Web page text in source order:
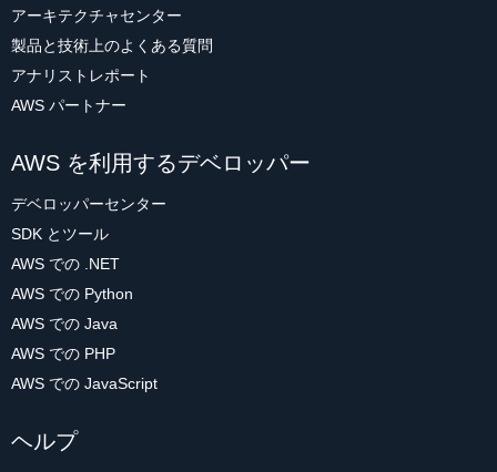
アーキテクチャセンター
製品と技術上のよくある質問
アナリストレポート
AWS パートナー
AWS を利用するデベロッパー
デベロッパーセンター
SDK とツール
AWS での .NET
AWS での Python
AWS での Java
AWS での PHP
AWS での JavaScript
ヘルプ